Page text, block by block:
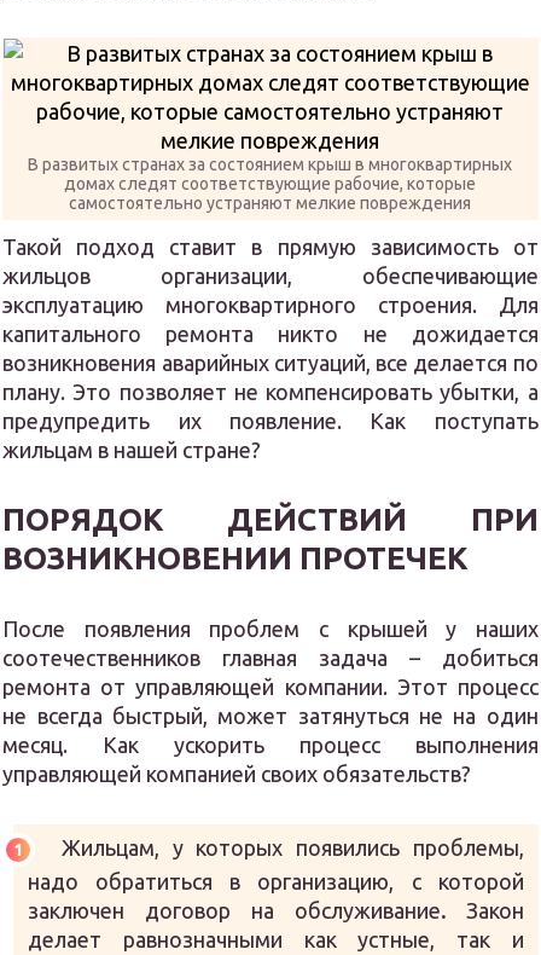
В развитых странах за состоянием крыш в многоквартирных
домах следят соответствующие рабочие, которые
самостоятельно устраняют мелкие повреждения
Такой подход ставит в прямую зависимость от
жильцов организации, обеспечивающие
эксплуатацию многоквартирного строения. Для
капитального ремонта никто не дожидается
возникновения аварийных ситуаций, все делается по
плану. Это позволяет не компенсировать убытки, а
предупредить их появление. Как поступать
жильцам в нашей стране?
ПОРЯДОК ДЕЙСТВИЙ ПРИ
ВОЗНИКНОВЕНИИ ПРОТЕЧЕК
После появления проблем с крышей у наших
соотечественников главная задача – добиться
ремонта от управляющей компании. Этот процесс
не всегда быстрый, может затянуться не на один
месяц. Как ускорить процесс выполнения
управляющей компанией своих обязательств?
Жильцам, у которых появились проблемы,
надо обратиться в организацию, с которой
заключен договор на обслуживание.Закон
делает равнозначными как устные, так и